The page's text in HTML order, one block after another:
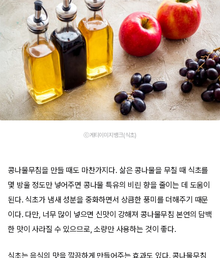
ⓒ게티이미지뱅크(식초)
콩나물무침을 만들 때도 마찬가지다. 삶은 콩나물을 무칠 때 식초를
몇 방울 정도만 넣어주면 콩나물 특유의 비린 향을 줄이는 데 도움이
된다. 식초가 냄새 성분을 중화하면서 상큼한 풍미를 더해주기 때문
이다. 다만, 너무 많이 넣으면 신맛이 강해져 콩나물무침 본연의 담백
한 맛이 사라질 수 있으므로, 소량만 사용하는 것이 좋다.
식초는 음식의 맛을 깔끔하게 만들어주는 효과도 있다. 콩나물무침